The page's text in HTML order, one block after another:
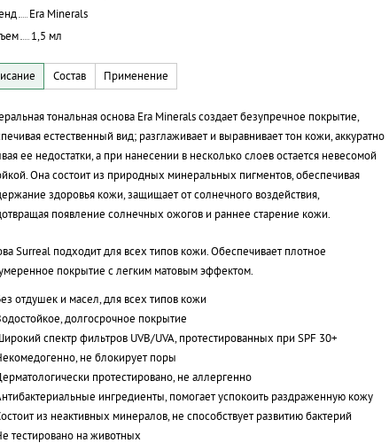
Era Minerals
1,5 мл
тональная основа Era Minerals создает безупречное покрытие,
естественный вид; разглаживает и выравнивает тон кожи, аккуратно
ее недостатки, а при нанесении в несколько слоев остается невесомой
Она состоит из природных минеральных пигментов, обеспечивая
здоровья кожи, защищает от солнечного воздействия,
появление солнечных ожогов и раннее старение кожи.
Surreal подходит для всех типов кожи. Обеспечивает плотное
покрытие с легким матовым эффектом.
отдушек и масел, для всех типов кожи
долгосрочное покрытие
спектр фильтров UVB/UVA, протестированных при SPF 30+
не блокирует поры
протестировано, не аллергенно
ингредиенты, помогает успокоить раздраженную кожу
из неактивных минералов, не способствует развитию бактерий
тестировано на животных